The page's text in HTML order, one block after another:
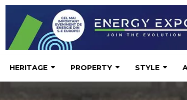
HERITAGE PROPERTY STYLE